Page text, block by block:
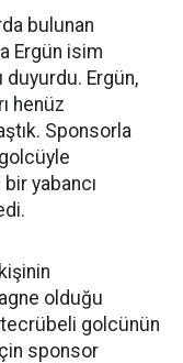
bulunan
Ergün isim
duyurdu. Ergün,
henüz
Sponsorla
yabancı
olduğu
golcünün
sponsor